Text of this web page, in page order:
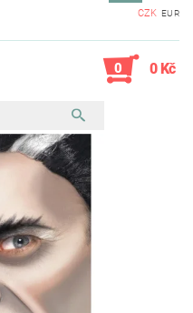
CZK EUR
0 0 Kč